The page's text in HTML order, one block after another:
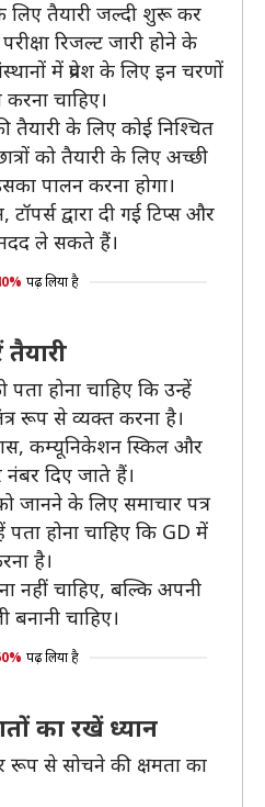
लिए तैयारी जल्दी शुरू कर
रिजल्ट जारी होने के
में प्रवेश के लिए इन चरणों
करना चाहिए।
तैयारी के लिए कोई निश्चित
को तैयारी के लिए अच्छी
पालन करना होगा।
द्वारा दी गई टिप्स और
ले सकते हैं।
पढ़ लिया है
पता होना चाहिए कि उन्हें
रूप से व्यक्त करना है।
कम्यूनिकेशन स्किल और
नंबर दिए जाते हैं।
जानने के लिए समाचार पत्र
पता होना चाहिए कि GD में
है।
नहीं चाहिए, बल्कि अपनी
बनानी चाहिए।
पढ़ लिया है
का रखें ध्यान
रूप से सोचने की क्षमता का